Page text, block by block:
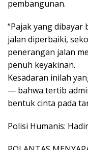
pembangunan.
“Pajak yang
jalan diperbaiki,
penerangan jalan
penuh keyakinan.
Kesadaran inilah
— bahwa tertib
bentuk cinta pada
Polisi Humanis: